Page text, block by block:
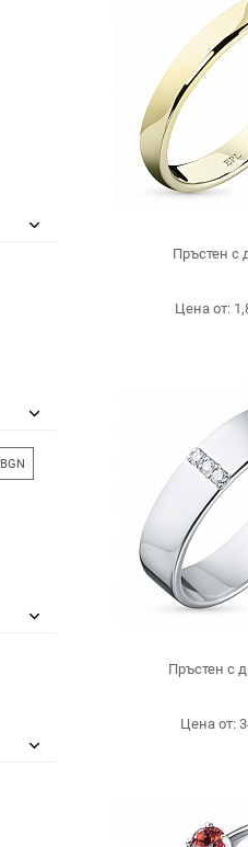
BGN
Пръстен с
Цена от:
Пръстен с
Цена от: